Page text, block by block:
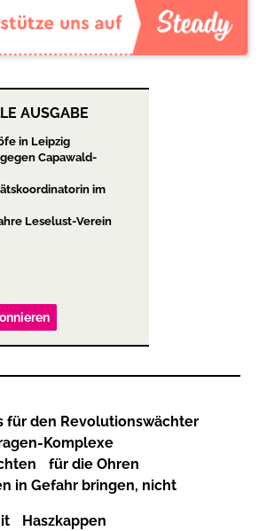
AUSGABE
in Leipzig
Capawald-
im
Leselust-Verein
für den Revolutionswächter
Komplexe
für die Ohren
in Gefahr bringen, nicht
Haszkappen